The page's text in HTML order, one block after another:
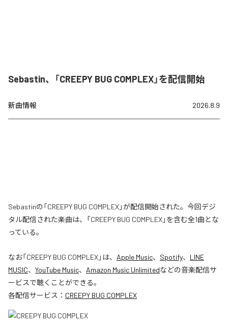
Sebastin、「CREEPY BUG COMPLEX」を配信開始
新曲情報 2026.8.9
Sebastinの「CREEPY BUG COMPLEX」が配信開始された。今回デジ
タル配信された楽曲は、「CREEPY BUG COMPLEX」を含む全1曲とな
っている。
なお「CREEPY BUG COMPLEX」は、 Apple Music、 Spotify、 LINE
MUSIC、 YouTube Music、 Amazon Music Unlimitedなどの音楽配信サ
ービスで聴くことができる。
各配信サービス： CREEPY BUG COMPLEX